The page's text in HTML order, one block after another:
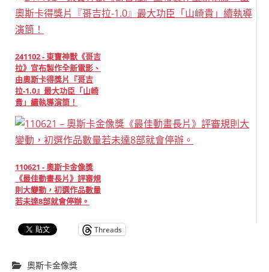
241102 - 東寶神獸《哥吉
拉》宣布製作全新電影、
由奧斯卡得獎片『哥吉
拉-1.0』最大功臣「山崎
貴」續執導演筒！
110621 - 奧斯卡金像獎
《最佳動畫長片》評審規
則大變動，初選作品數量
若未達8部就會停辦。
Threads
奧斯卡金像獎